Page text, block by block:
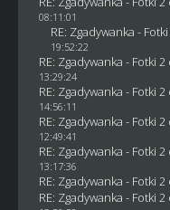
08:11:01
RE: Zgadywanka -
19:52:22
RE: Zgadywanka - Fotki
13:29:24
RE: Zgadywanka - Fotki
14:56:11
RE: Zgadywanka - Fotki
12:49:41
RE: Zgadywanka - Fotki
13:17:36
RE: Zgadywanka - Fotki
RE: Zgadywanka - Fotki